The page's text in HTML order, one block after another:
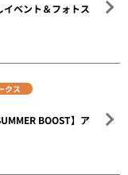
イベント＆フォトス
クス
BOOST】ア